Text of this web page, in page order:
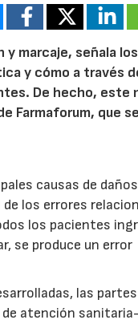
marcaje, señala los
y cómo a través
De hecho, este
Farmaforum, que se
causas de daños
los errores
los pacientes
se produce un error
las partes
de atención